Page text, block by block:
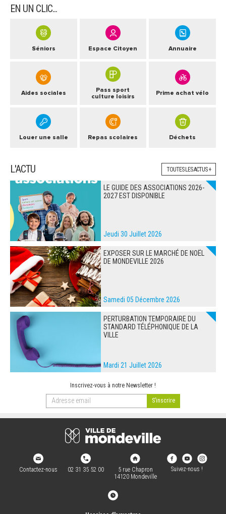
EN UN CLIC...
Séniors Espace Citoyen Annuaire
Aides sociales
Pass sport
culture loisirs
Prime achat vélo
Louer une salle Repas scolaires Déchets
L'ACTU TOUTES LES ACTUS +
LE GUIDE DES ASSOCIATIONS 2026-
2027 EST DISPONIBLE
Jeudi 30 Juillet 2026
EXPOSER SUR LE MARCHÉ DE NOËL
DE MONDEVILLE 2026
Samedi 05 Décembre 2026
PERTURBATION TEMPORAIRE DU
STANDARD TÉLÉPHONIQUE DE LA
VILLE
Mardi 21 Juillet 2026
Inscrivez-vous à notre Newsletter !
Contactez-nous 02 31 35 52 00
5 rue Chapron
14120 Mondeville
Suivez-nous !